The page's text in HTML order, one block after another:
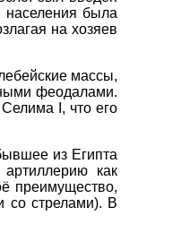
населения была
на хозяев
массы,
феодалами.
I, что его
из Египта
как
преимущество,
со стрелами). В